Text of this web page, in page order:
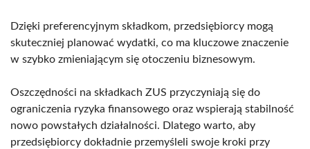
Dzięki preferencyjnym składkom, przedsiębiorcy mogą
skuteczniej planować wydatki, co ma kluczowe znaczenie
w szybko zmieniającym się otoczeniu biznesowym.
Oszczędności na składkach ZUS przyczyniają się do
ograniczenia ryzyka finansowego oraz wspierają stabilność
nowo powstałych działalności. Dlatego warto, aby
przedsiębiorcy dokładnie przemyśleli swoje kroki przy